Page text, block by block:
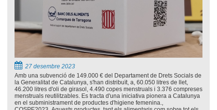
27 desembre 2023
Amb una subvenció de 149.000 € del Departament de Drets Socials de
la Generalitat de Catalunya, s'han distribuït, a, 60.050 litres de llet,
46.200 litres d'oli de girasol, 4.490 copes menstruals i 3.376 compreses
menstruals reutilitzables. Es tracta d'una iniciativa pionera a Catalunya
en el subministrament de productes d'higiene femenina.,